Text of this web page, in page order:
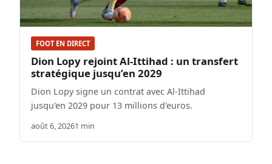
FOOT EN DIRECT
Dion Lopy rejoint Al-Ittihad : un transfert
stratégique jusqu’en 2029
Dion Lopy signe un contrat avec Al-Ittihad
jusqu'en 2029 pour 13 millions d'euros.
août 6, 20261 min